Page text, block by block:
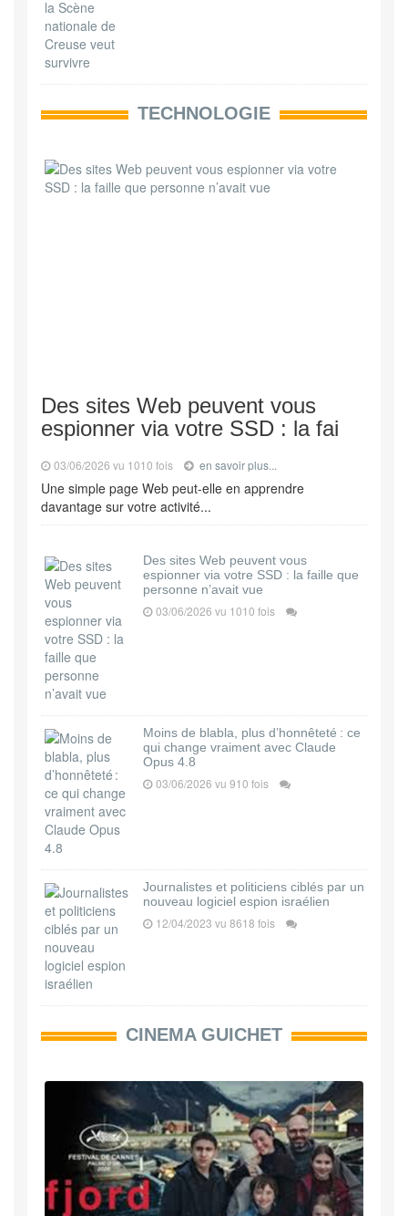
TECHNOLOGIE
Des sites Web peuvent vous
espionner via votre SSD : la fai
03/06/2026 vu 1010 fois en savoir plus...
Une simple page Web peut-elle en apprendre
davantage sur votre activité...
Des sites Web peuvent vous
espionner via votre SSD : la faille que
personne n’avait vue
03/06/2026 vu 1010 fois
Moins de blabla, plus d’honnêteté : ce
qui change vraiment avec Claude
Opus 4.8
03/06/2026 vu 910 fois
Journalistes et politiciens ciblés par un
nouveau logiciel espion israélien
12/04/2023 vu 8618 fois
CINEMA GUICHET